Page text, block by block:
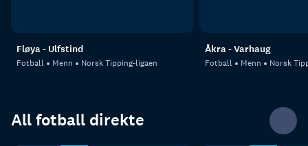
Fløya - Ulfstind
Fotball Menn Norsk Tipping-ligaen
Åkra - Varhaug
Fotball Menn Norsk
All fotball direkte